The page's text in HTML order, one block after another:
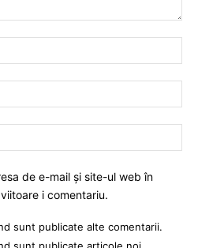
de e-mail și site-ul web în
i comentariu.
sunt publicate alte comentarii.